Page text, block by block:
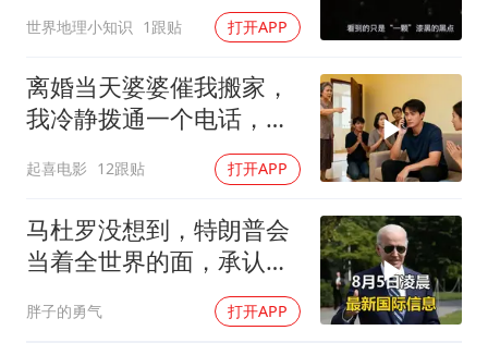
世界地理小知识 1跟贴 打开APP
离婚当天婆婆催我搬家，
我冷静拨通一个电话，全
起喜电影 12跟贴 打开APP
马杜罗没想到，特朗普会
当着全世界的面，承认一
胖子的勇气 打开APP